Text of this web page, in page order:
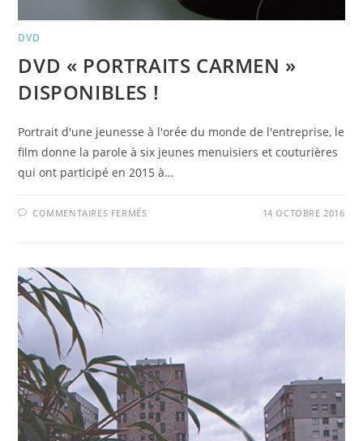
DVD
DVD « PORTRAITS CARMEN »
DISPONIBLES !
Portrait d'une jeunesse à l'orée du monde de l'entreprise, le
film donne la parole à six jeunes menuisiers et couturières
qui ont participé en 2015 à…
COMMENTAIRES FERMÉSSUR
!
14 OCTOBRE 2016